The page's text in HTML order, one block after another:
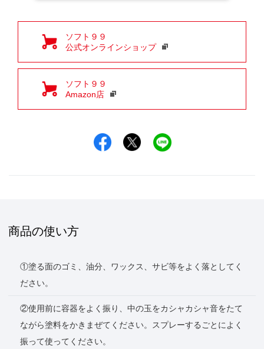
ソフト９９
公式オンラインショップ
ソフト９９
Amazon店
Facebookでシェア
XでシェアLINEでシェア
商品の使い方
①塗る面のゴミ、油分、ワックス、サビ等をよく落としてく
ださい。
②使用前に容器をよく振り、中の玉をカシャカシャ音をたて
ながら塗料をかきまぜてください。スプレーするごとによく
振って使ってください。